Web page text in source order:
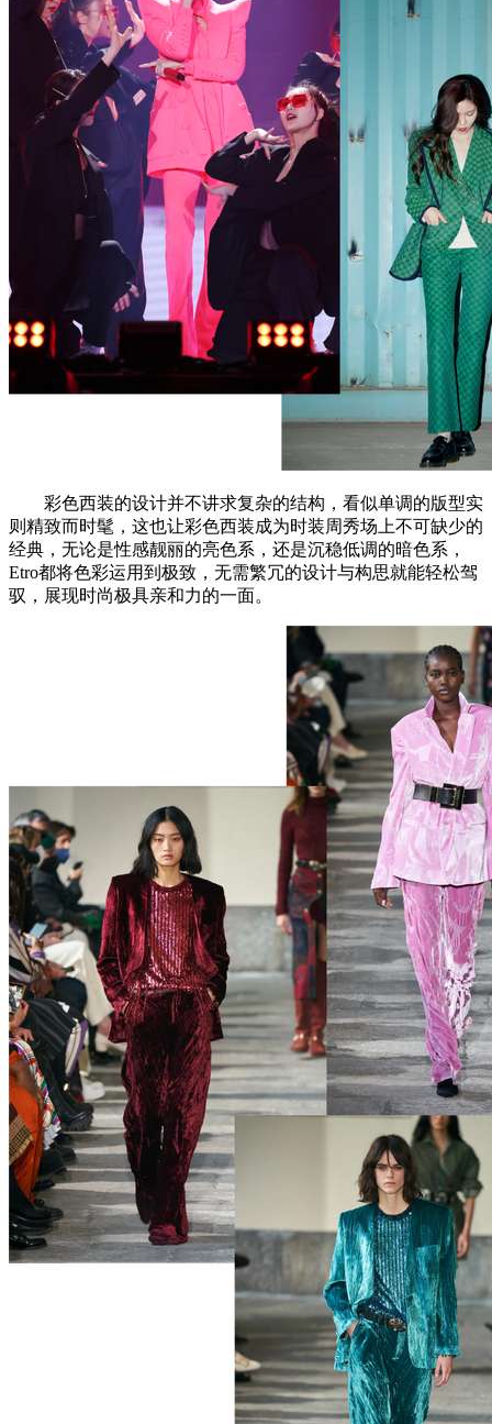
彩色西装的设计并不讲求复杂的结构，看似单调的版型实
则精致而时髦，这也让彩色西装成为时装周秀场上不可缺少的
经典，无论是性感靓丽的亮色系，还是沉稳低调的暗色系，
Etro都将色彩运用到极致，无需繁冗的设计与构思就能轻松驾
驭，展现时尚极具亲和力的一面。